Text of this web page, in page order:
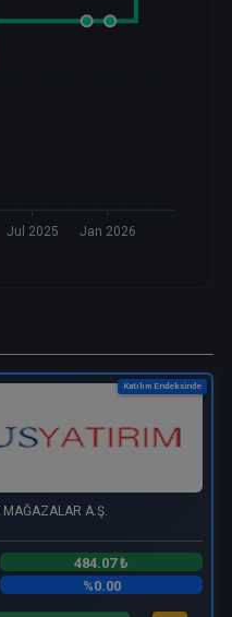
Jul 2025 Jan 2026
Katılım Endeksinde
A.Ş.
484.07 ₺
%0.00